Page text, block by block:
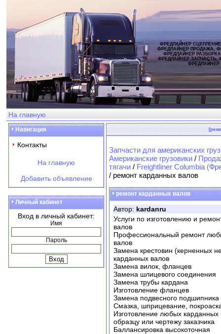
ФРЕДЛАЙНЕР
ФРЕДЛАЙНЕР ПРОДАЖА,
ФРЕДЛАЙНЕР
ФРЕДЛАЙНЕР ЗАПЧАСТЬ,
ФРЕДЛАЙНЕР
На главную
Навигация
Контакты
На главную
Добавить объявление
Личный кабинет
Вход в личный кабинет:
Имя
Пароль
Запчасти для американских
Американские грузовики /
тягачи / Freightliner Columbia
/ ремонт карданных валов
ремонт карданных валов
Автор: kardanru
Услуги по изготовлению и
валов
Профессиональный ремонт
валов
Замена крестовин (керненных
карданных валов
Замена вилок, фланцев
Замена шлицевого соединения
Замена трубы кардана
Изготовление фланцев
Замена подвесного подшипника
Смазка, шприцевание,
Изготовление любых карданных
образцу или чертежу заказчика
Баллансировка высокоточная